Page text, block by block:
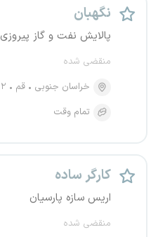
نگهبان
پالایش نفت و گاز پیروزی
منقضی شده
خراسان جنوبی
قم
۲ استان دیگر
تمام وقت
کارگر ساده
اریس سازه پارسیان
منقضی شده